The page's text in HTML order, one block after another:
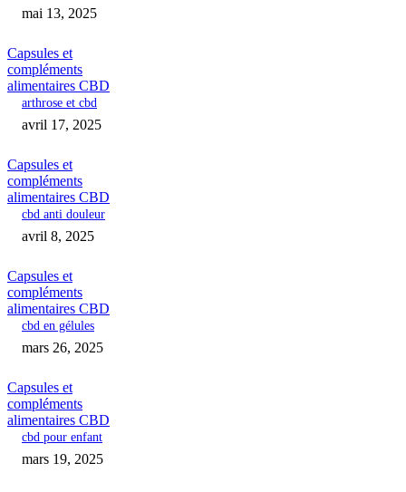
mai 13, 2025
Capsules et
compléments
alimentaires CBD
arthrose et cbd
avril 17, 2025
Capsules et
compléments
alimentaires CBD
cbd anti douleur
avril 8, 2025
Capsules et
compléments
alimentaires CBD
cbd en gélules
mars 26, 2025
Capsules et
compléments
alimentaires CBD
cbd pour enfant
mars 19, 2025